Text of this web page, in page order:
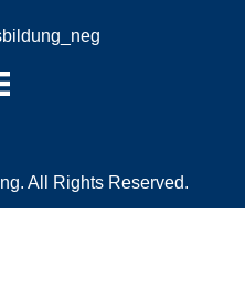
All Rights Reserved.